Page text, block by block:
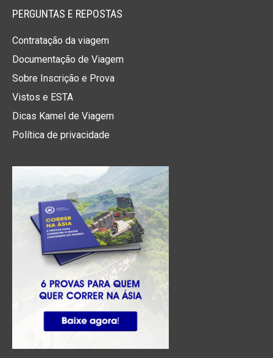
PERGUNTAS E REPOSTAS
Contratação da viagem
Documentação de Viagem
Sobre Inscrição e Prova
Vistos e ESTA
Dicas Kamel de Viagem
Política de privacidade